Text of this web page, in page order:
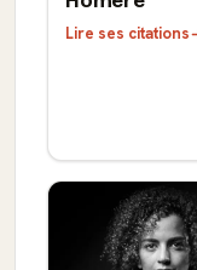
Lire ses citations